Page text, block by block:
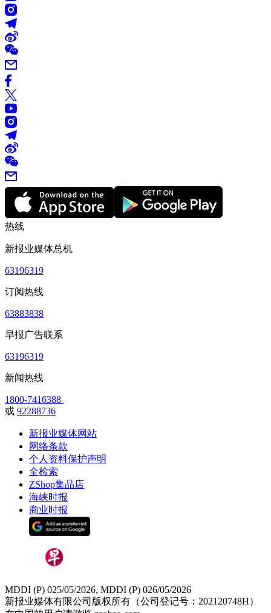
热线
新报业媒体总机
63196319
订阅热线
63883838
早报广告联系
63196319
新闻热线
1800-7416388
或 92288736
新报业媒体网站
网络条款
个人资料保护声明
全检索
ZShop集品店
海峡时报
商业时报
MDDI (P) 025/05/2026, MDDI (P) 026/05/2026
新报业媒体有限公司版权所有（公司登记号：202120748H）